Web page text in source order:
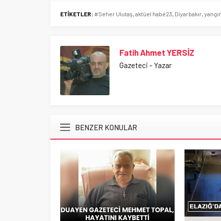
ETİKETLER: #Seher Ulutaş, aktüel habe23, Diyarbakır,
Fatih Ahmet YERSİZ
Gazeteci - Yazar
BENZER KONULAR